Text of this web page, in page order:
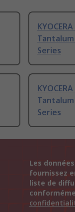
Tantalum
Series
Tantalum
Series
Les
fournissez
liste de